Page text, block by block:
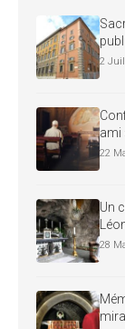
2
ami
22
Un
28